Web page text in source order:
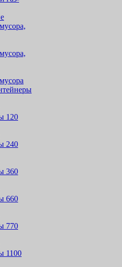
120
240
360
660
770
1100